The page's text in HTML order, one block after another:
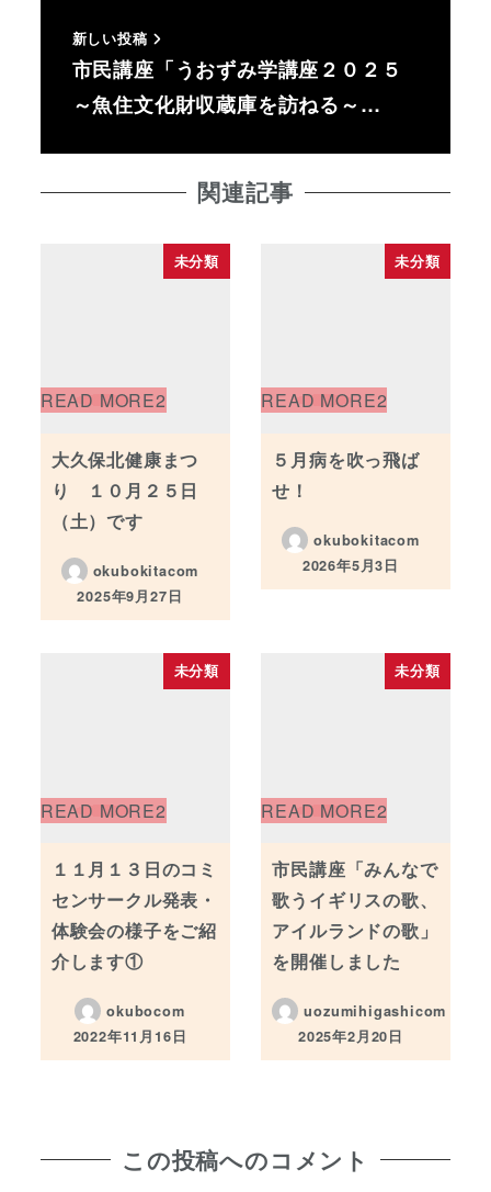
新しい投稿
市民講座「うおずみ学講座２０２５
～魚住文化財収蔵庫を訪ねる～…
関連記事
未分類
大久保北健康まつ
り １０月２５日
（土）です
okubokitacom
投稿日
2025年9月27日
未分類
５月病を吹っ飛ば
せ！
okubokitacom
投稿日
2026年5月3日
未分類
１１月１３日のコミ
センサークル発表・
体験会の様子をご紹
介します①
okubocom
投稿日
2022年11月16日
未分類
市民講座「みんなで
歌うイギリスの歌、
アイルランドの歌」
を開催しました
uozumihigashicom
投稿日
2025年2月20日
この投稿へのコメント